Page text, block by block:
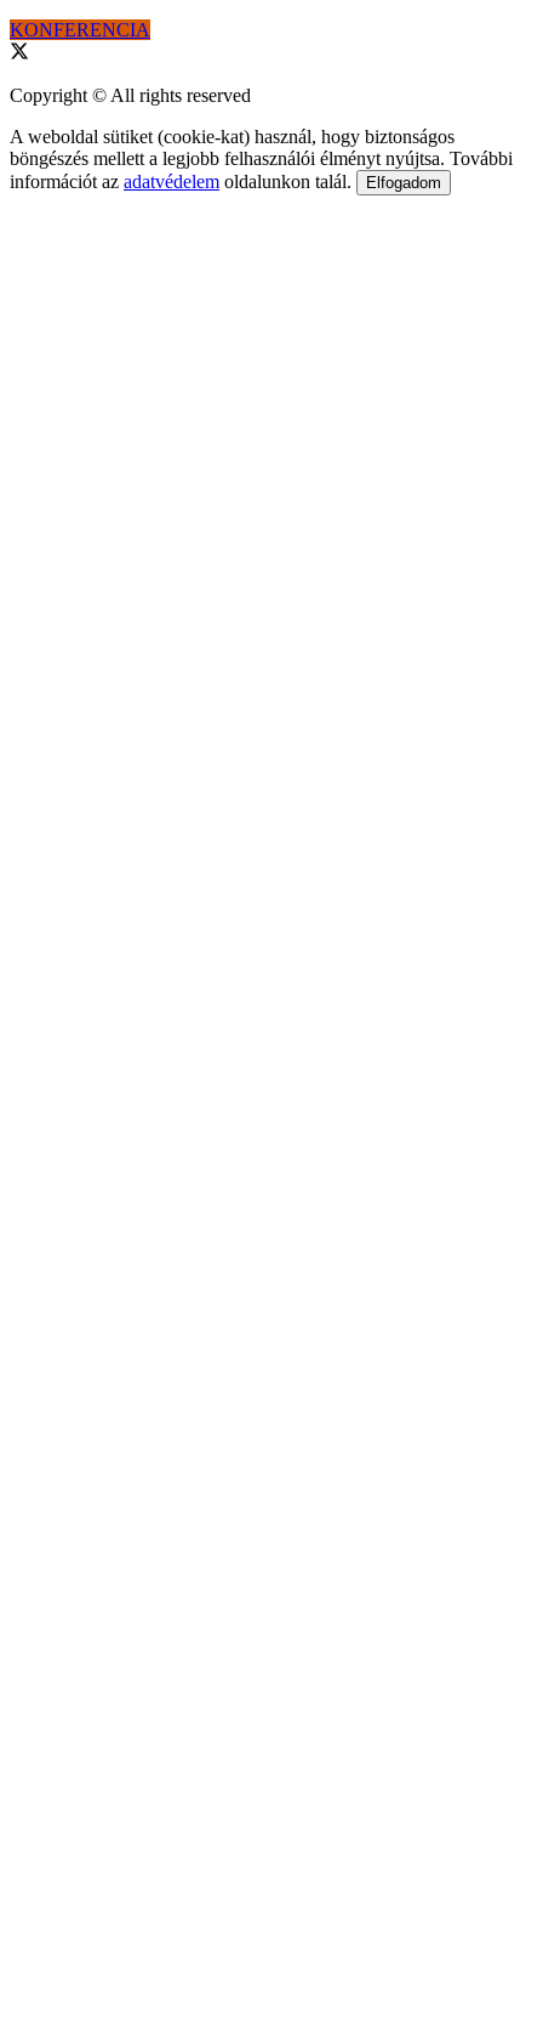
KONFERENCIA
Copyright © All rights reserved
A weboldal sütiket (cookie-kat) használ, hogy biztonságos
böngészés mellett a legjobb felhasználói élményt nyújtsa. További
információt az adatvédelem oldalunkon talál. Elfogadom